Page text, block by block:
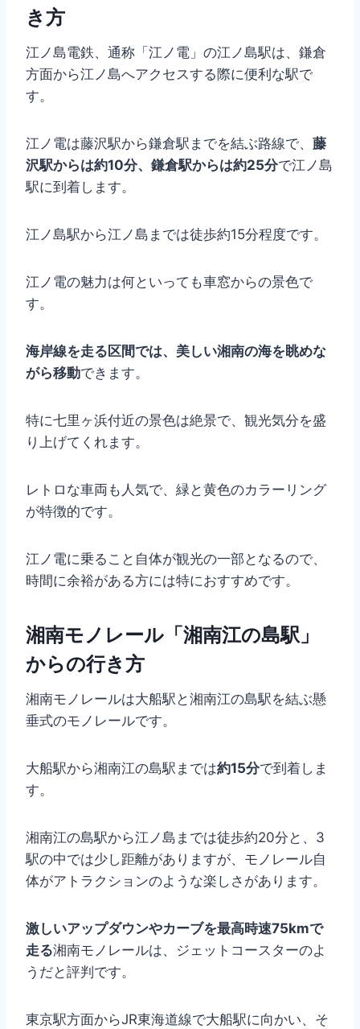
き方
江ノ島電鉄、通称「江ノ電」の江ノ島駅は、鎌倉
方面から江ノ島へアクセスする際に便利な駅で
す。
江ノ電は藤沢駅から鎌倉駅までを結ぶ路線で、 藤
沢駅からは約10分、鎌倉駅からは約25分で江ノ島
駅に到着します。
江ノ島駅から江ノ島までは徒歩約15分程度です。
江ノ電の魅力は何といっても車窓からの景色で
す。
海岸線を走る区間では、美しい湘南の海を眺めな
がら移動できます。
特に七里ヶ浜付近の景色は絶景で、観光気分を盛
り上げてくれます。
レトロな車両も人気で、緑と黄色のカラーリング
が特徴的です。
江ノ電に乗ること自体が観光の一部となるので、
時間に余裕がある方には特におすすめです。
湘南モノレール「湘南江の島駅」
からの行き方
湘南モノレールは大船駅と湘南江の島駅を結ぶ懸
垂式のモノレールです。
大船駅から湘南江の島駅までは約15分で到着しま
す。
湘南江の島駅から江ノ島までは徒歩約20分と、3
駅の中では少し距離がありますが、モノレール自
体がアトラクションのような楽しさがあります。
激しいアップダウンやカーブを最高時速75kmで
走る湘南モノレールは、ジェットコースターのよ
うだと評判です。
東京駅方面からJR東海道線で大船駅に向かい、そ